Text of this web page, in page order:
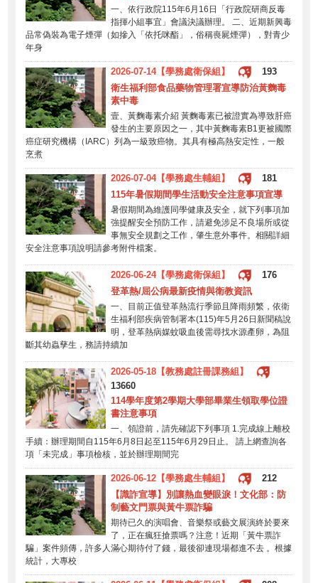
一、依行政院115年6月16日「行政院研商反毒
指揮小組事宜」會議決議辦理。 二、近期新興毒
品常偽裝為電子煙彈（如摻入「依托咪酯」，俗稱喪屍煙彈），對青少
年身
2026-07-14【學務處衛保組】
193
衛生福利部食品藥物管理署宣導防治黃麴毒
素中毒
壹、黃麴毒素介紹 黃麴毒素已被證實為導致肝癌
發生的主要原因之一，其中黃麴毒素B1更被國際
癌症研究機構（IARC）列為一級致癌物。其具有極高熱安定性，一般
烹煮
2026-07-04【學務處生輔組】
181
115年暑假期間學生活動安全注意事項宣導
暑假期間為維護同學健康及安全，就下列事項加
強提醒安全預防工作，請避免涉足不良場所或從
事無安全規劃之工作，肇生意外事件。相關詳細
安全注意事項說明請參考附件檔案。
2026-06-24【學務處衛保組】
176
登革熱/屈公病最新疫情與衛教資訊
一、目前正值登革熱流行季節且降雨頻繁，依衛
生福利部疾病管制署本(115)年5月26日新聞稿說
明，登革熱病媒蚊吸血後需尋找水源產卵，為阻
斷其幼蟲孳生，務請持續加
2026-05-18【教務處註冊課務組】
13660
114學年度第2學期大學部畢業生領取學位證
書注意事項
一、領證前，請先確認下列事項 1.完成線上離校
手續：辦理期間自115年6月8日起至115年6月29日止。 請上網查詢各
項「未完成」事項檢核，並於辦理期間完
2026-06-12【學務處生輔組】
212
【識詐宣導】別讓熱血變眼淚！文化部：防
制藝文門票與黃牛票詐騙
期待已久的演唱會、音樂祭或藝文展演終於要來
了，正在瘋狂搶票嗎？注意！近期「黃牛票詐
騙」案件頻傳，許多人滿心期待付了錢，最後卻連現場都進不去 。根據
統計，大專校